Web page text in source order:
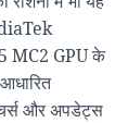
MC2 GPU के
और अपडेट्स